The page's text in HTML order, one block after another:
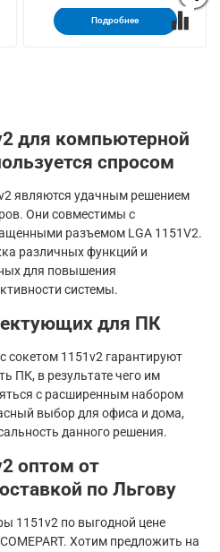
Подробнее
для компьютерной
спросом
являются удачным решением
Они совместимы с
разъемом LGA 1151V2.
различных функций и
для повышения
системы.
для ПК
сокетом 1151v2 гарантируют
ПК, в результате чего им
с расширенным набором
выбор для офиса и дома,
данного решения.
оптом от
по Льгову
1151v2 по выгодной цене
Хотим предложить на